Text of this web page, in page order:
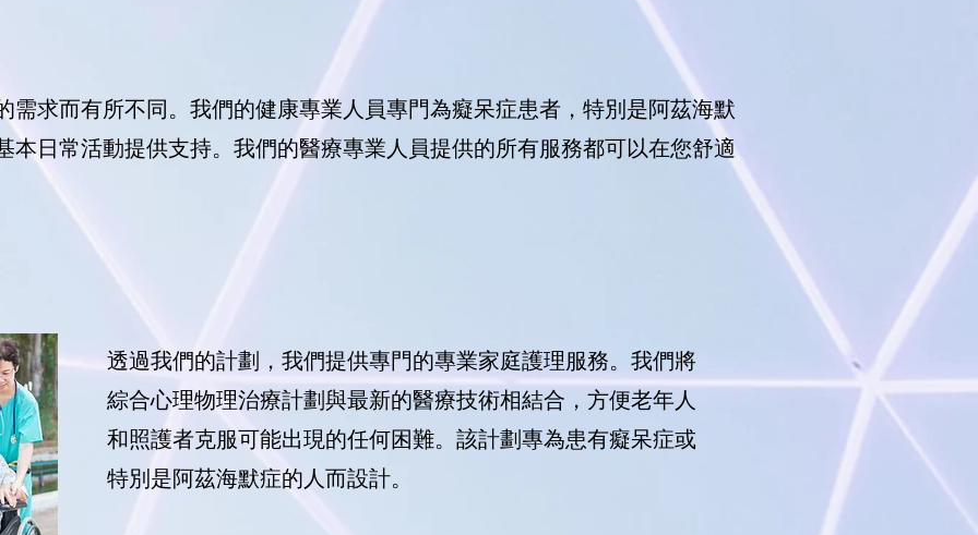
需求而有所不同。我們的健康專業人員專門為癡呆症患者，特別是阿茲海默
本日常活動提供支持。我們的醫療專業人員提供的所有服務都可以在您舒適
透過我們的計劃，我們提供專門的專業家庭護理服務。我們將
綜合心理物理治療計劃與最新的醫療技術相結合，方便老年人
和照護者克服可能出現的任何困難。該計劃專為患有癡呆症或
特別是阿茲海默症的人而設計。